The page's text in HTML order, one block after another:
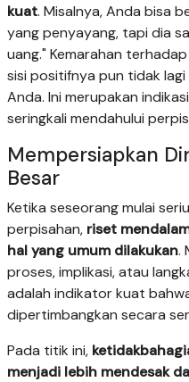
kuat. Misalnya, Anda bisa
yang penyayang, tapi dia
uang." Kemarahan
sisi positifnya pun tidak
Anda. Ini merupakan
seringkali mendahului
Mempersiapkan
Besar
Ketika seseorang mulai
perpisahan, riset
hal yang umum dilakukan.
proses, implikasi, atau
adalah indikator kuat
dipertimbangkan secara
Pada titik ini,
menjadi lebih mendesak